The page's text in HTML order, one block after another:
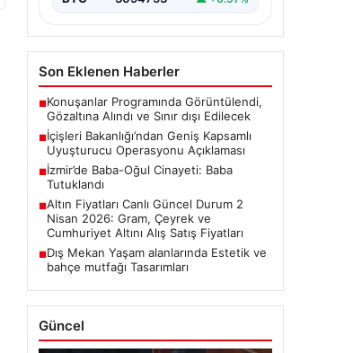
Son Eklenen Haberler
■Konuşanlar Programında Görüntülendi,
Gözaltına Alındı ve Sınır dışı Edilecek
■İçişleri Bakanlığı’ndan Geniş Kapsamlı
Uyuşturucu Operasyonu Açıklaması
■İzmir’de Baba-Oğul Cinayeti: Baba
Tutuklandı
■Altın Fiyatları Canlı Güncel Durum 2
Nisan 2026: Gram, Çeyrek ve
Cumhuriyet Altını Alış Satış Fiyatları
■Dış Mekan Yaşam alanlarında Estetik ve
bahçe mutfağı Tasarımları
Güncel